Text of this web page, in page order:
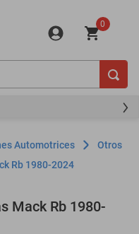
0
Automotrices
Otros
Rb 1980-2024
Mack Rb 1980-